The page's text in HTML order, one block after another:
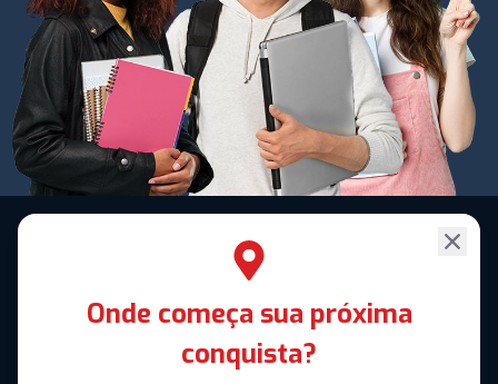
Onde começa sua próxima
conquista?